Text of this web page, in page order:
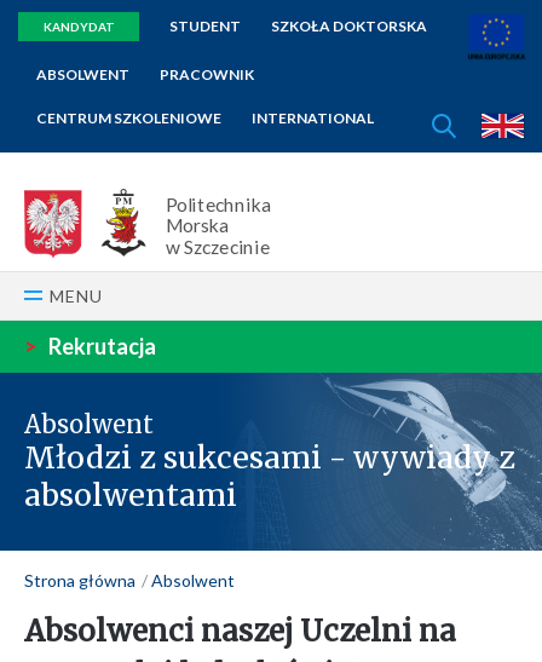
KANDYDAT STUDENT SZKOŁA DOKTORSKA
ABSOLWENT PRACOWNIK
CENTRUM SZKOLENIOWE INTERNATIONAL
Politechnika
Morska
w Szczecinie
SZUKAJ
MENU
> Rekrutacja
Absolwent
Młodzi z sukcesami - wywiady z
absolwentami
Strona główna Absolwent
Absolwenci naszej Uczelni na